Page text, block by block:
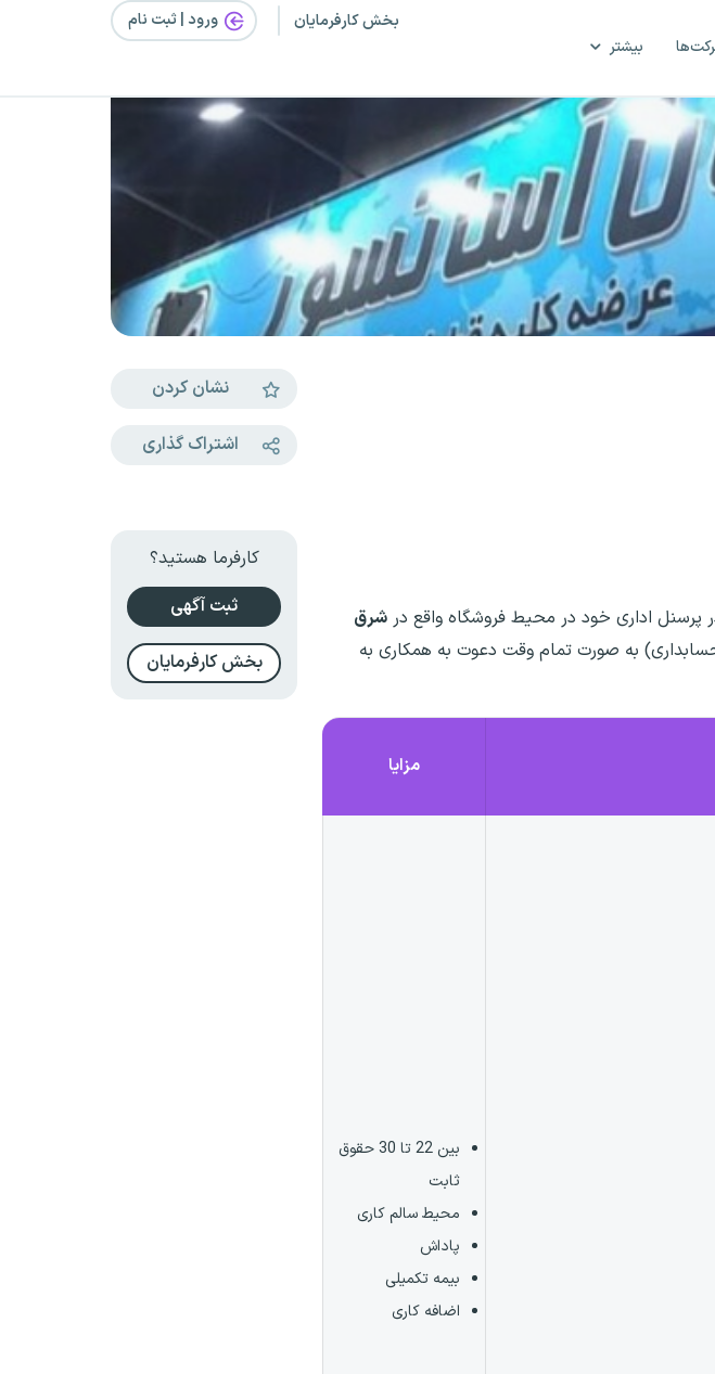
بیشتر
بخش کارفرمایان ورود | ثبت‌ نام
اداری خود در محیط فروشگاه واقع در شرق
به صورت تمام وقت دعوت به همکاری به
مزایا
بین 22 تا 30 حقوق
ثابت
محیط سالم کاری
پاداش
بیمه تکمیلی
اضافه کاری
نشان کردن
اشتراک گذاری
کارفرما هستید؟
ثبت آگهی
بخش کارفرمایان